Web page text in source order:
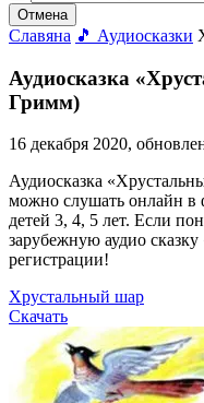
Отмена
Славяна 🎵 Аудиосказки
Аудиосказка
Гримм)
16 декабря 2020,
Аудиосказка
можно слушать онлайн в
детей 3, 4, 5 лет. Если
зарубежную аудио
регистрации!
Хрустальный шар
Скачать